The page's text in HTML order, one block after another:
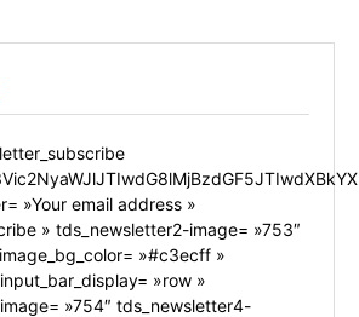
»Your email address »
» tds_newsletter2-image= »753″
»#c3ecff »
»row »
»754″ tds_newsletter4-